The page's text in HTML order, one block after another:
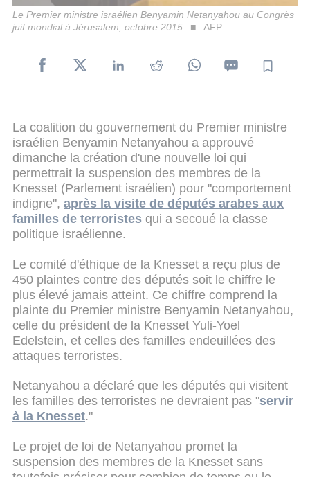
Le Premier ministre israélien Benyamin Netanyahou au Congrès
juif mondial à Jérusalem, octobre 2015
AFP
La coalition du gouvernement du Premier ministre
israélien Benyamin Netanyahou a approuvé
dimanche la création d'une nouvelle loi qui
permettrait la suspension des membres de la
Knesset (Parlement israélien) pour "comportement
indigne", après la visite de députés arabes aux
familles de terroristes qui a secoué la classe
politique israélienne.
Le comité d'éthique de la Knesset a reçu plus de
450 plaintes contre des députés soit le chiffre le
plus élevé jamais atteint. Ce chiffre comprend la
plainte du Premier ministre Benyamin Netanyahou,
celle du président de la Knesset Yuli-Yoel
Edelstein, et celles des familles endeuillées des
attaques terroristes.
Netanyahou a déclaré que les députés qui visitent
les familles des terroristes ne devraient pas "servir
à la Knesset."
Le projet de loi de Netanyahou promet la
suspension des membres de la Knesset sans